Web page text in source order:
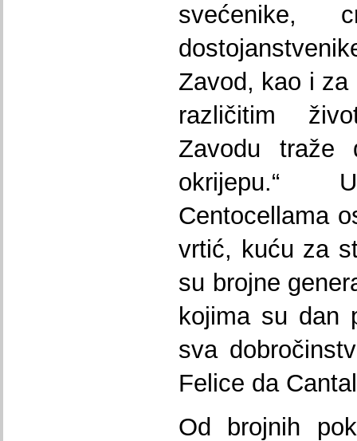
svećenike,
Zavod, kao i za
različitim
Zavodu traže
okrijepu.“
Centocellama
vrtić, kuću za
su brojne
kojima su dan
sva
Felice da
Od brojnih